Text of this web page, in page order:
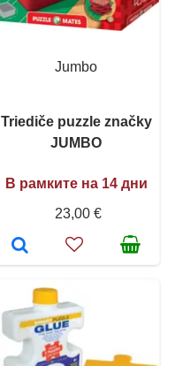
Jumbo
Triediče puzzle značky
JUMBO
В рамките на 14 дни
23,00 €